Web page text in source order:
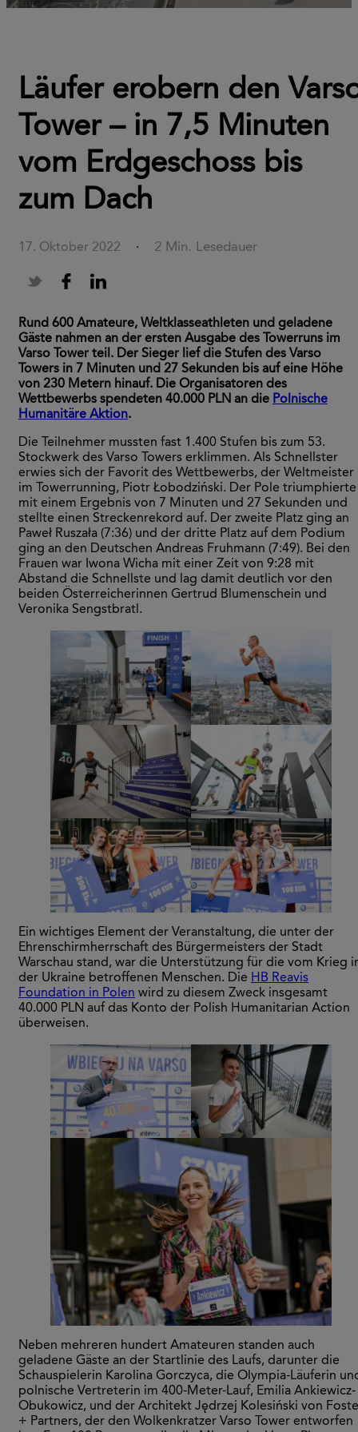
Läufer erobern den
Tower – in 7,5 Minuten
vom Erdgeschoss bis
zum Dach
17. Oktober 2022 · 2 Min. Lesedauer
Rund 600 Amateure, Weltklasseathleten und geladene
Gäste nahmen an der ersten Ausgabe des Towerruns im
Varso Tower teil. Der Sieger lief die Stufen des Varso
Towers in 7 Minuten und 27 Sekunden bis auf eine Höhe
von 230 Metern hinauf. Die Organisatoren des
Wettbewerbs spendeten 40.000 PLN an die Polnische
Humanitäre Aktion.
Die Teilnehmer mussten fast 1.400 Stufen bis zum 53.
Stockwerk des Varso Towers erklimmen. Als Schnellster
erwies sich der Favorit des Wettbewerbs, der Weltmeister
im Towerrunning, Piotr Łobodziński. Der Pole triumphierte
mit einem Ergebnis von 7 Minuten und 27 Sekunden und
stellte einen Streckenrekord auf. Der zweite Platz ging an
Paweł Ruszała (7:36) und der dritte Platz auf dem Podium
ging an den Deutschen Andreas Fruhmann (7:49). Bei den
Frauen war Iwona Wicha mit einer Zeit von 9:28 mit
Abstand die Schnellste und lag damit deutlich vor den
beiden Österreicherinnen Gertrud Blumenschein und
Veronika Sengstbratl.
Ein wichtiges Element der Veranstaltung, die unter der
Ehrenschirmherrschaft des Bürgermeisters der Stadt
Warschau stand, war die Unterstützung für die vom Krieg
der Ukraine betroffenen Menschen. Die HB Reavis
Foundation in Polen wird zu diesem Zweck insgesamt
40.000 PLN auf das Konto der Polish Humanitarian Action
überweisen.
Neben mehreren hundert Amateuren standen auch
geladene Gäste an der Startlinie des Laufs, darunter die
Schauspielerin Karolina Gorczyca, die Olympia-Läuferin
polnische Vertreterin im 400-Meter-Lauf, Emilia Ankiewicz-
Obukowicz, und der Architekt Jędrzej Kolesiński von
+ Partners, der den Wolkenkratzer Varso Tower entworfen